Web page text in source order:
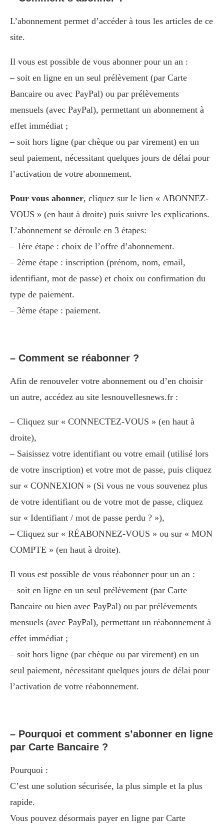
L’abonnement permet d’accéder à tous les articles de ce
site.
Il vous est possible de vous abonner pour un an :
– soit en ligne en un seul prélèvement (par Carte
Bancaire ou avec PayPal) ou par prélèvements
mensuels (avec PayPal), permettant un abonnement à
effet immédiat ;
– soit hors ligne (par chèque ou par virement) en un
seul paiement, nécessitant quelques jours de délai pour
l’activation de votre abonnement.
Pour vous abonner, cliquez sur le lien « ABONNEZ-
VOUS » (en haut à droite) puis suivre les explications.
L’abonnement se déroule en 3 étapes:
– 1ère étape : choix de l’offre d’abonnement.
– 2ème étape : inscription (prénom, nom, email,
identifiant, mot de passe) et choix ou confirmation du
type de paiement.
– 3ème étape : paiement.
– Comment se réabonner ?
Afin de renouveler votre abonnement ou d’en choisir
un autre, accédez au site lesnouvellesnews.fr :
– Cliquez sur « CONNECTEZ-VOUS » (en haut à
droite),
– Saisissez votre identifiant ou votre email (utilisé lors
de votre inscription) et votre mot de passe, puis cliquez
sur « CONNEXION » (Si vous ne vous souvenez plus
de votre identifiant ou de votre mot de passe, cliquez
sur « Identifiant / mot de passe perdu ? »),
– Cliquez sur « RÉABONNEZ-VOUS » ou sur « MON
COMPTE » (en haut à droite).
Il vous est possible de vous réabonner pour un an :
– soit en ligne en un seul prélèvement (par Carte
Bancaire ou bien avec PayPal) ou par prélèvements
mensuels (avec PayPal), permettant un réabonnement à
effet immédiat ;
– soit hors ligne (par chèque ou par virement) en un
seul paiement, nécessitant quelques jours de délai pour
l’activation de votre réabonnement.
– Pourquoi et comment s’abonner en ligne
par Carte Bancaire ?
Pourquoi :
C’est une solution sécurisée, la plus simple et la plus
rapide.
Vous pouvez désormais payer en ligne par Carte